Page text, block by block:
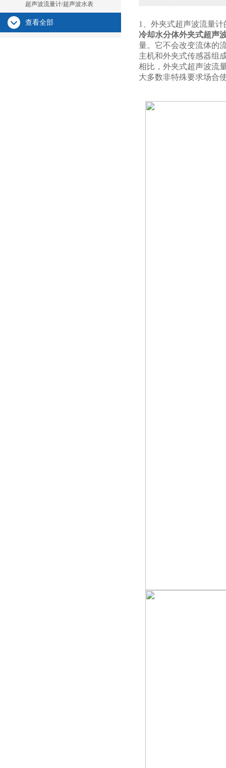
超声波流量计/超声波水表
查看全部
1、外夹式超声波流量计
冷却水分体外夹式超声
量。它不会改变流体的
主机和外夹式传感器组
相比，外夹式超声波流
大多数非特殊要求场合